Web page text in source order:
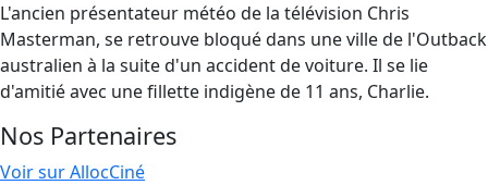
L'ancien présentateur météo de la télévision Chris
Masterman, se retrouve bloqué dans une ville de l'Outback
australien à la suite d'un accident de voiture. Il se lie
d'amitié avec une fillette indigène de 11 ans, Charlie.
Nos Partenaires
Voir sur AllocCiné